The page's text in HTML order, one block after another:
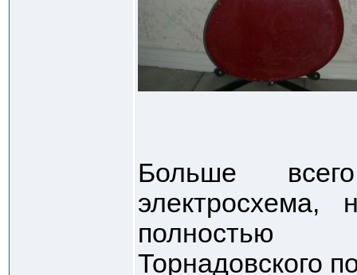
Больше
полностью
Торнадовского